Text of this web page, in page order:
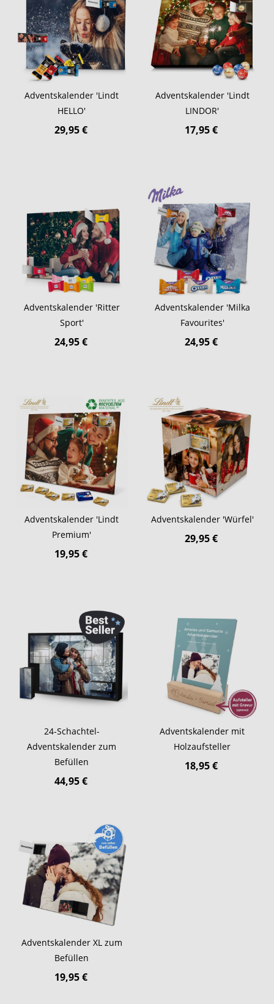
Adventskalender 'Lindt
HELLO'
29,95 €
Adventskalender 'Lindt
LINDOR'
17,95 €
Adventskalender 'Ritter
Sport'
24,95 €
Adventskalender 'Milka
Favourites'
24,95 €
Adventskalender 'Lindt
Premium'
19,95 €
Adventskalender 'Würfel'
29,95 €
24-Schachtel-
Adventskalender zum
Befüllen
44,95 €
Adventskalender mit
Holzaufsteller
18,95 €
Adventskalender XL zum
Befüllen
19,95 €